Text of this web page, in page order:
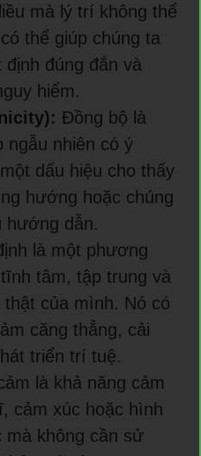
mà lý trí không thể
thể giúp chúng ta
đúng đắn và
hiểm.
Đồng bộ là
ngẫu nhiên có ý
dấu hiệu cho thấy
hướng hoặc chúng
hướng dẫn.
là một phương
tâm, tập trung và
của mình. Nó có
căng thẳng, cải
triển trí tuệ.
là khả năng cảm
cảm xúc hoặc hình
mà không cần sử